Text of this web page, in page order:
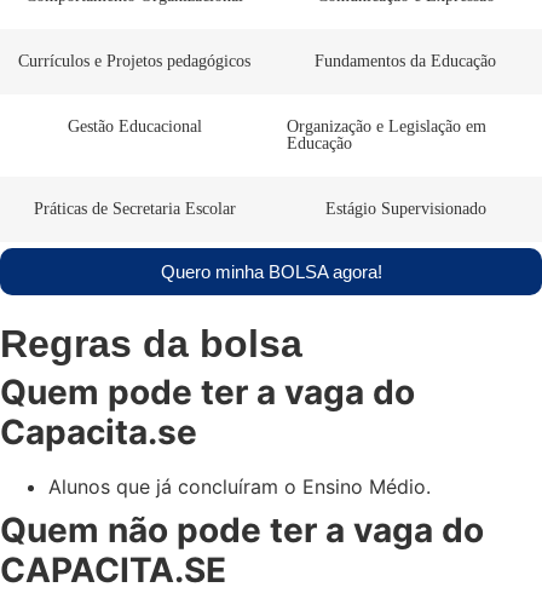
Currículos e Projetos pedagógicos Fundamentos da Educação
Gestão Educacional
Organização e Legislação em
Educação
Práticas de Secretaria Escolar Estágio Supervisionado
Quero minha BOLSA agora!
Regras da bolsa
Quem pode ter a vaga do
Capacita.se
Alunos que já concluíram o Ensino Médio.
Quem não pode ter a vaga do
CAPACITA.SE